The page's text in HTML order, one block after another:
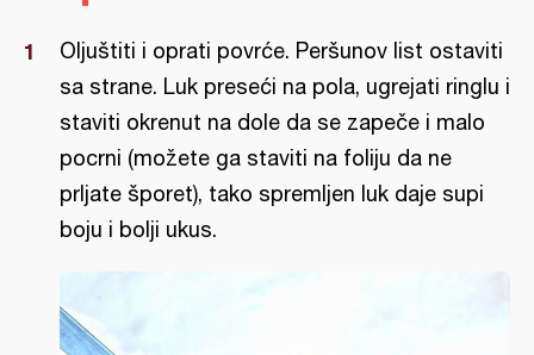
Oljuštiti i oprati povrće. Peršunov list ostaviti
sa strane. Luk preseći na pola, ugrejati ringlu i
staviti okrenut na dole da se zapeče i malo
pocrni (možete ga staviti na foliju da ne
prljate šporet), tako spremljen luk daje supi
boju i bolji ukus.